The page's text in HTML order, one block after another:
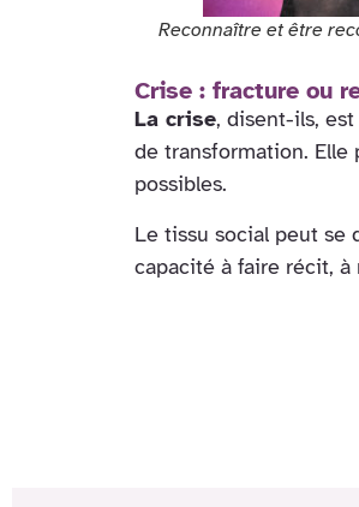
Reconnaître et être
Crise : fracture ou
La crise, disent-ils, est
de transformation.
possibles.
Le tissu social peut se
capacité à faire récit,